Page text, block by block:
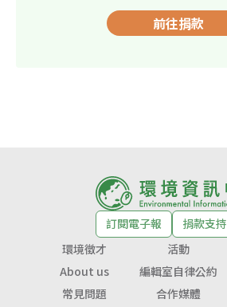
前往捐款
訂閱電子報
捐款支持
環境徵才
活動
About us
編輯室自律公約
常見問題
合作媒體